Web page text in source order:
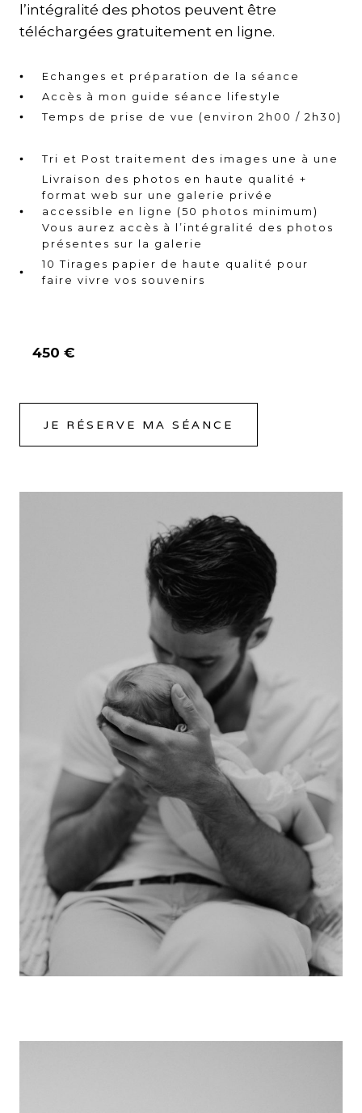
l’intégralité des photos peuvent être
téléchargées gratuitement en ligne.
Echanges et préparation de la séance
Accès à mon guide séance lifestyle
Temps de prise de vue (environ 2h00 / 2h30)
Tri et Post traitement des images une à une
Livraison des photos en haute qualité +
format web sur une galerie privée
accessible en ligne (50 photos minimum)
Vous aurez accès à l’intégralité des photos
présentes sur la galerie
10 Tirages papier de haute qualité pour
faire vivre vos souvenirs
450 €
JE RÉSERVE MA SÉANCE